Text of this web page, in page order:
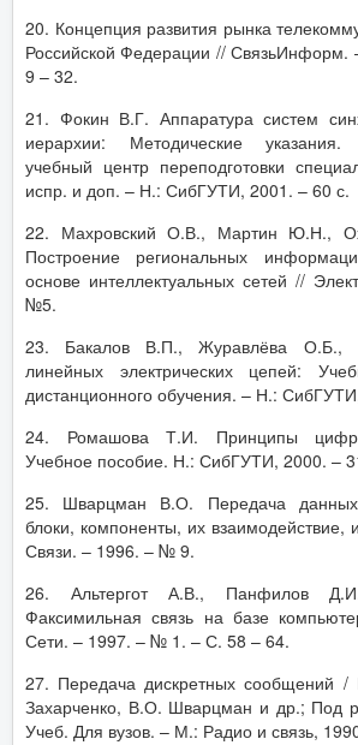
20. Концепция развития рынка
Российской Федерации //
9 – 32.
21. Фокин В.Г. Аппаратура систем
иерархии: Методические указания.
учебный центр переподготовки
испр. и доп. – Н.: СибГУТИ, 2001. – 60 с.
22. Махровский О.В., Мартин Ю.Н.,
Построение региональных
основе интеллектуальных сетей //
№5.
23. Бакалов В.П., Журавлёва О.Б.,
линейных электрических цепей:
дистанционного обучения. – Н.:
24. Ромашова Т.И. Принципы
Учебное пособие. Н.: СибГУТИ, 2000. –
25. Шварцман В.О. Передача
блоки, компоненты, их взаимодействие,
Связи. – 1996. – № 9.
26. Альтергот А.В., Панфилов
Факсимильная связь на базе
Сети. – 1997. – № 1. – С. 58 – 64.
27. Передача дискретных сообщений
Захарченко, В.О. Шварцман и др.; Под
Учеб. Для вузов. – М.: Радио и связь,